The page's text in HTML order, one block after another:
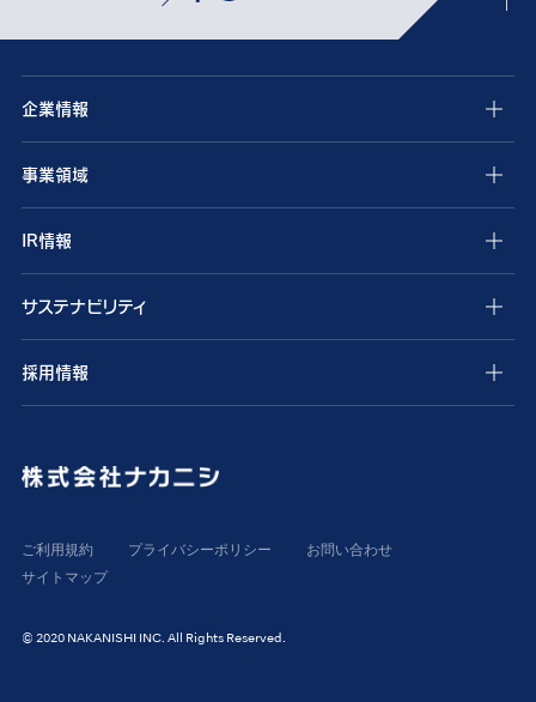
企業情報
事業領域
IR情報
サステナビリティ
採用情報
ご利用規約 プライバシーポリシー
お問い合わせ
サイトマップ
© 2020 NAKANISHI INC. All Rights Reserved.